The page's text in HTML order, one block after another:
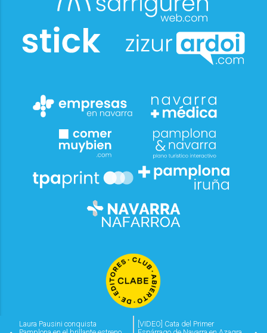
Laura Pausini conquista
[VIDEO] Cata del Primer